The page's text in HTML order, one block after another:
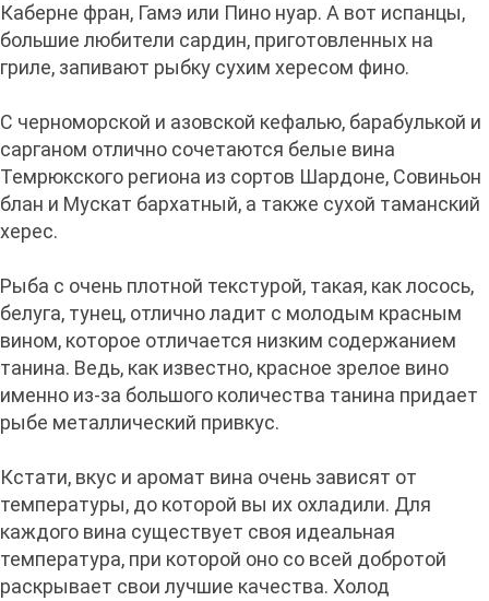
Каберне фран, Гамэ или Пино нуар. А вот испанцы,
большие любители сардин, приготовленных на
гриле, запивают рыбку сухим хересом фино.
С черноморской и азовской кефалью, барабулькой и
сарганом отлично сочетаются белые вина
Темрюкского региона из сортов Шардоне, Совиньон
блан и Мускат бархатный, а также сухой таманский
херес.
Рыба с очень плотной текстурой, такая, как лосось,
белуга, тунец, отлично ладит с молодым красным
вином, которое отличается низким содержанием
танина. Ведь, как известно, красное зрелое вино
именно из-за большого количества танина придает
рыбе металлический привкус.
Кстати, вкус и аромат вина очень зависят от
температуры, до которой вы их охладили. Для
каждого вина существует своя идеальная
температура, при которой оно со всей добротой
раскрывает свои лучшие качества. Холод